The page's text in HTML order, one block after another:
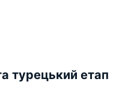
турецький етап